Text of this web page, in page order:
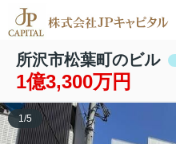
所沢市松葉町のビル
1億3,300万円
1/5